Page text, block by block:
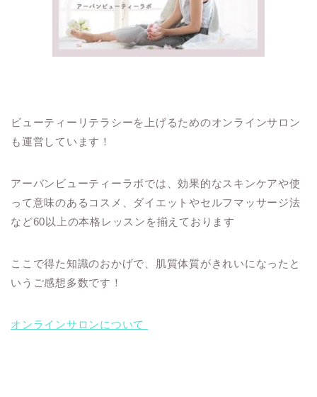
ビューティーリテラシーを上げるためのオンラインサロン
も運営しています！
アーバンビューティーラボでは、効果的なスキンケアや使
って意味のあるコスメ、ダイエットやセルフマッサージ法
など60以上の本格レッスンを揃えております
ここで得た知識のおかげで、肌質体質がきれいになったと
いうご感想多数です！
オンラインサロンについて